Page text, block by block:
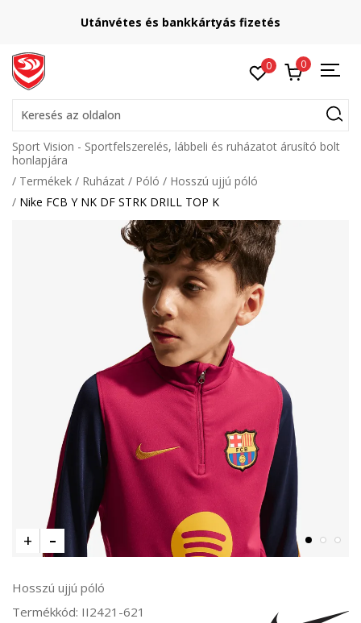
Utánvétes és bankkártyás fizetés
0 0
Keresés az oldalon
Sport Vision - Sportfelszerelés, lábbeli és ruházatot árusító bolt
honlapjára
Termékek
Ruházat Póló
Hosszú ujjú póló
Nike FCB Y NK DF STRK DRILL TOP K
Hosszú ujjú póló
Termékkód: II2421-621